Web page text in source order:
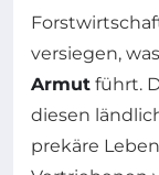
versiegen,
Armut führt.
diesen
prekäre